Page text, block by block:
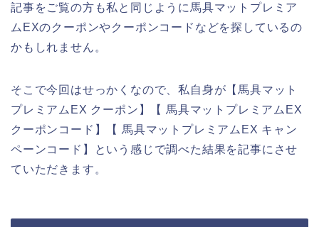
記事をご覧の方も私と同じように馬具マットプレミア
ムEXのクーポンやクーポンコードなどを探しているの
かもしれません。
そこで今回はせっかくなので、私自身が【馬具マット
プレミアムEX クーポン】【 馬具マットプレミアムEX
クーポンコード】【 馬具マットプレミアムEX キャン
ペーンコード】という感じで調べた結果を記事にさせ
ていただきます。